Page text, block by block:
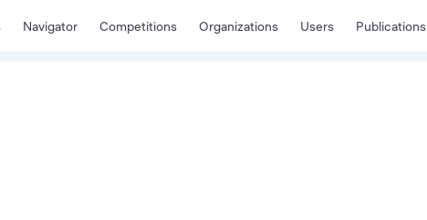
Navigator Competitions Organizations Users Publications